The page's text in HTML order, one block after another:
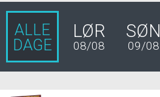
ALLE
DAGE
LØR
08/08
SØN
09/08